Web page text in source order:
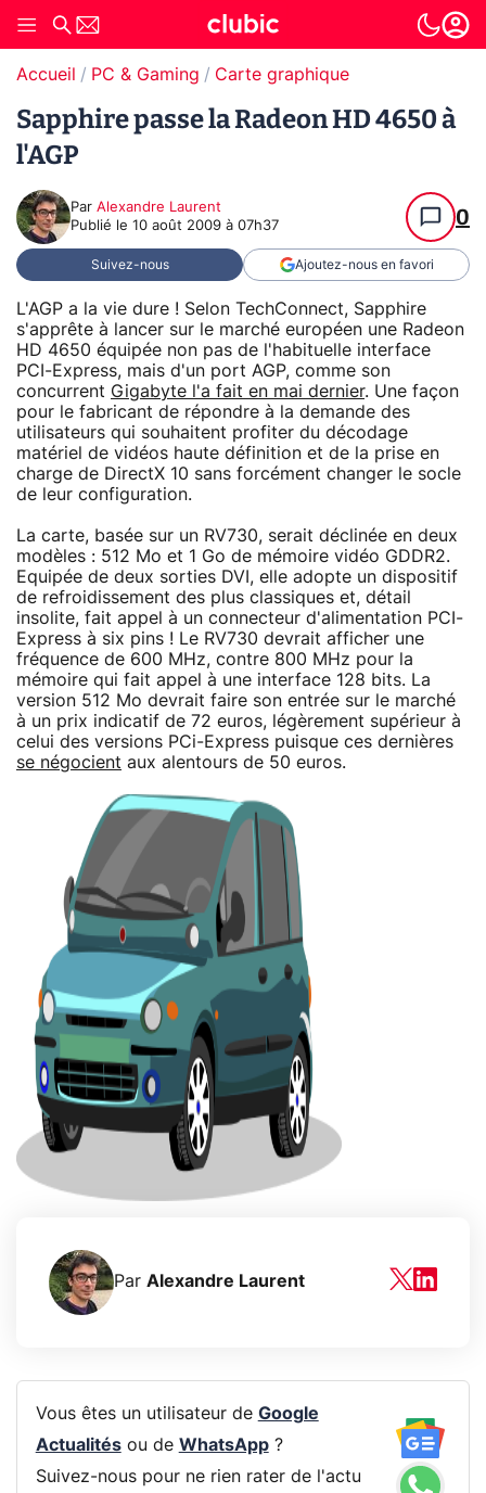
Accueil PC & Gaming Carte graphique
Sapphire passe la Radeon HD 4650 à
l'AGP
Par Alexandre Laurent
Publié le 10 août 2009 à 07h37 0
Suivez-nous Ajoutez-nous en favori
L'AGP a la vie dure ! Selon TechConnect, Sapphire
s'apprête à lancer sur le marché européen une Radeon
HD 4650 équipée non pas de l'habituelle interface
PCI-Express, mais d'un port AGP, comme son
concurrent Gigabyte l'a fait en mai dernier. Une façon
pour le fabricant de répondre à la demande des
utilisateurs qui souhaitent profiter du décodage
matériel de vidéos haute définition et de la prise en
charge de DirectX 10 sans forcément changer le socle
de leur configuration.
La carte, basée sur un RV730, serait déclinée en deux
modèles : 512 Mo et 1 Go de mémoire vidéo GDDR2.
Equipée de deux sorties DVI, elle adopte un dispositif
de refroidissement des plus classiques et, détail
insolite, fait appel à un connecteur d'alimentation PCI-
Express à six pins ! Le RV730 devrait afficher une
fréquence de 600 MHz, contre 800 MHz pour la
mémoire qui fait appel à une interface 128 bits. La
version 512 Mo devrait faire son entrée sur le marché
à un prix indicatif de 72 euros, légèrement supérieur à
celui des versions PCi-Express puisque ces dernières
se négocient aux alentours de 50 euros.
Par Alexandre Laurent
Vous êtes un utilisateur de Google
Actualitésou de WhatsApp?
Suivez-nous pour ne rien rater de l'actu